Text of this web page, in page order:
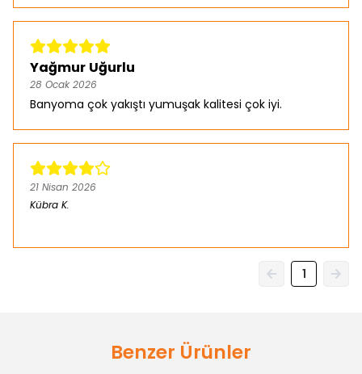
Yağmur Uğurlu
28 Ocak 2026
Banyoma çok yakıştı yumuşak kalitesi çok iyi.
21 Nisan 2026
Kübra K.
1
Benzer Ürünler